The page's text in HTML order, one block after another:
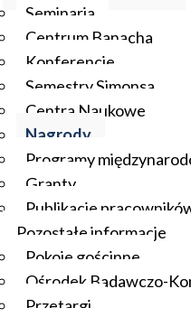
Seminaria
Centrum Banacha
Konferencje
Semestry Simonsa
Centra Naukowe
Nagrody
Programy
Granty
Publikacje
Pozostałe informacje
Pokoje gościnne
Ośrodek Badawczo-
Przetargi